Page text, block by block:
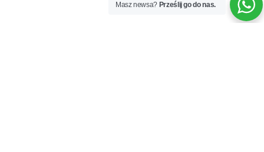
Masz newsa? Prześlij go do nas.